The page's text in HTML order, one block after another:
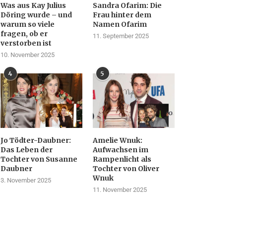
Was aus Kay Julius
Döring wurde – und
warum so viele
fragen, ob er
verstorben ist
10. November 2025
Sandra Ofarim: Die
Frau hinter dem
Namen Ofarim
11. September 2025
4
Jo Tödter-Daubner:
Das Leben der
Tochter von Susanne
Daubner
3. November 2025
5
Amelie Wnuk:
Aufwachsen im
Rampenlicht als
Tochter von Oliver
Wnuk
11. November 2025